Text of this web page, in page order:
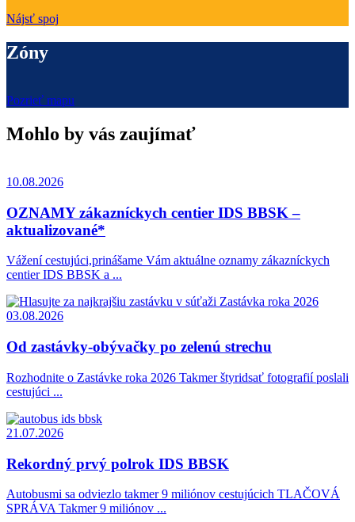
Nájsť spoj
Zóny
Pozrieť mapu
Mohlo by vás zaujímať
10.08.2026
OZNAMY zákazníckych centier IDS BBSK –
aktualizované*
Vážení cestujúci,prinášame Vám aktuálne oznamy zákazníckych
centier IDS BBSK a ...
03.08.2026
Od zastávky-obývačky po zelenú strechu
Rozhodnite o Zastávke roka 2026 Takmer štyridsať fotografií poslali
cestujúci ...
21.07.2026
Rekordný prvý polrok IDS BBSK
Autobusmi sa odviezlo takmer 9 miliónov cestujúcich TLAČOVÁ
SPRÁVA Takmer 9 miliónov ...